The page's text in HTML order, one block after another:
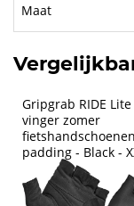
Maat
Gripgrab RIDE
vinger zomer
padding - Black -